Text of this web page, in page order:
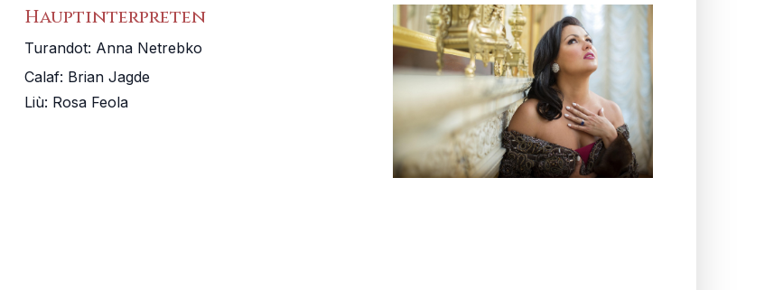
Hauptinterpreten
Turandot: Anna Netrebko
Calaf: Brian Jagde
Liù: Rosa Feola